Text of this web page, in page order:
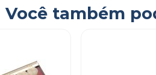
Você também